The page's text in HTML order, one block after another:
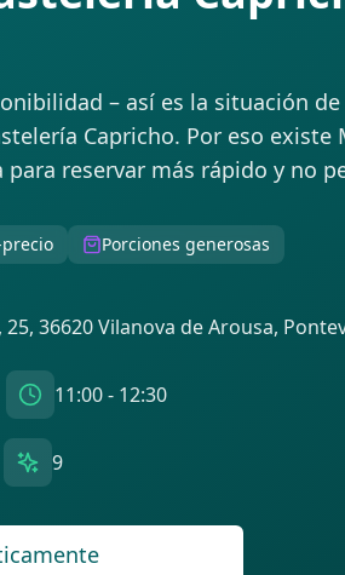
– así es la situación de
Capricho. Por eso existe
reservar más rápido y no
Porciones generosas
25, 36620 Vilanova de Arousa,
11:00 - 12:30
9